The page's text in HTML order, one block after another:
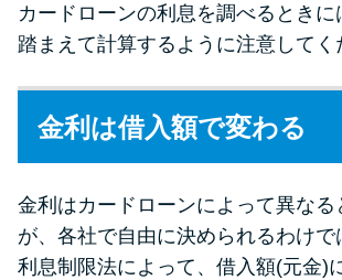
カードローンの利息を調べるときに
踏まえて計算するように注意してく
金利は借入額で変わる
金利はカードローンによって異なる
が、各社で自由に決められるわけで
利息制限法によって、借入額(元金)